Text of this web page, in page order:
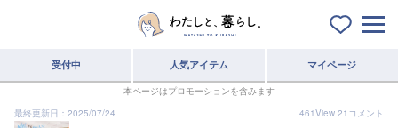
受付中 人気アイテム マイページ
本ページはプロモーションを含みます
最終更新日：2025/07/24
461View 21 コメント